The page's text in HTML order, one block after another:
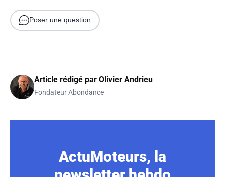
Poser une question
Article rédigé par Olivier Andrieu
Fondateur Abondance
ActuMoteurs, la